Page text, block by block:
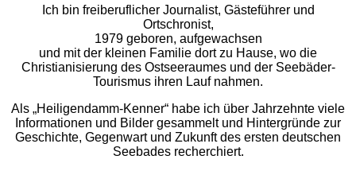
Ich bin freiberuflicher Journalist, Gästeführer und
Ortschronist,
1979 geboren, aufgewachsen
und mit der kleinen Familie dort zu Hause, wo die
Christianisierung des Ostseeraumes und der Seebäder-
Tourismus ihren Lauf nahmen.
Als „Heiligendamm-Kenner“ habe ich über Jahrzehnte viele
Informationen und Bilder gesammelt und Hintergründe zur
Geschichte, Gegenwart und Zukunft des ersten deutschen
Seebades recherchiert.